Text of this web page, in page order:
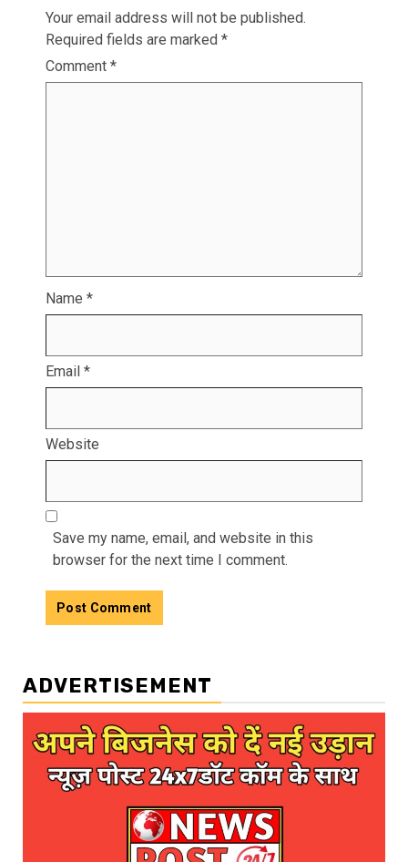
Your email address will not be published.
Required fields are marked *
Comment *
Name *
Email *
Website
Save my name, email, and website in this
browser for the next time I comment.
ADVERTISEMENT